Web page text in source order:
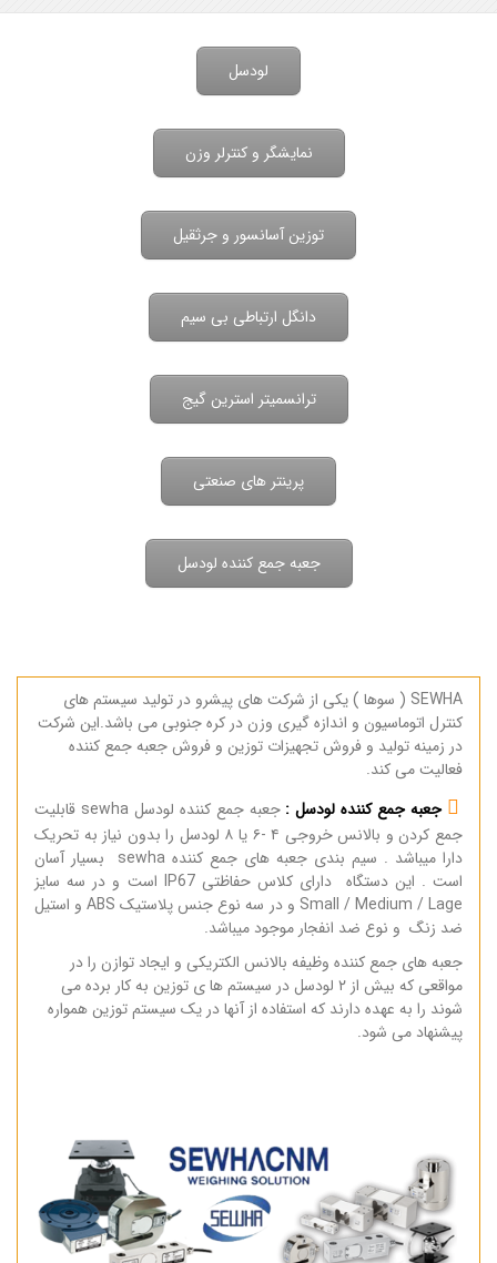
جعبه جمع کننده لودسل
پرینتر های صنعتی
ترانسمیتر استرین گیج
دانگل ارتباطی بی سیم
توزین آسانسور و جرثقیل
نمایشگر و کنترلر وزن
لودسل
SEWHA ( سوها ) یکی از شرکت های پیشرو در تولید سیستم های
کنترل اتوماسیون و اندازه گیری وزن در کره جنوبی می باشد.این شرکت
در زمینه تولید و فروش تجهیزات توزین و فروش جعبه جمع کننده
فعالیت می کند.
جعبه جمع کننده لودسل :
جعبه جمع کننده لودسل sewha قابلیت
جمع کردن و بالانس خروجی ۴-۶ یا ۸ لودسل را بدون نیاز به تحریک
دارا میباشد . سیم بندی جعبه های جمع کننده sewha بسیار آسان
است . این دستگاه دارای کلاس حفاظتیIP67 است و در سه سایز
Small / Medium / Lage و در سه نوع جنس پلاستیک ABSو استیل
ضد زنگ و نوع ضد انفجار موجود میباشد.
جعبه های جمع کننده وظیفه بالانس الکتریکی و ایجاد توازن را در
مواقعی که بیش از ۲ لودسل در سیستم ها ی توزین به کار برده می
شوند را به عهده دارند که استفاده از آنها در یک سیستم توزین همواره
پیشنهاد می شود.